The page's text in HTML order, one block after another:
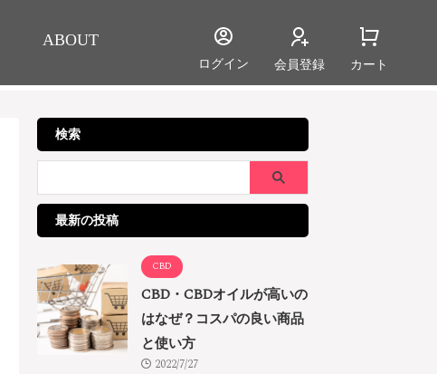
ABOUT
ログイン 会員登録 カート
検索
最新の投稿
CBD
CBD・CBDオイルが高いの
はなぜ？コスパの良い商品
と使い方
2022/7/27